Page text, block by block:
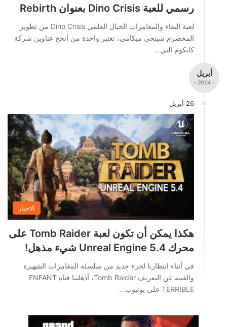
رسمي للعبة Dino Crisis بعنوان Rebirth
لعبة البقاء والمغامرات الخيال العلمي Dino Crisis من تطوير
المخضرم شينجي ميكامي، تعتبر واحدة من أنجح عناوين شركة
كابكوم التي…
أبريل
- 2024 -
26 أبريل
الاخبار
هكذا يمكن أن تكون لعبة Tomb Raider على
محرك Unreal Engine 5.4 شيء مذهل!
في أثناء انتظارنا لجزء جديد من سلسلة المغامرات الشهيرة
والغنية عن التعريف Tomb Raider، أذهلتنا قناة ENFANT
TERRIBLE على يوتيوب…